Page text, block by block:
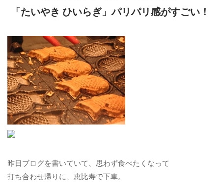
「たいやき ひいらぎ」パリパリ感がすごい！
昨日ブログを書いていて、思わず食べたくなって
打ち合わせ帰りに、恵比寿で下車。